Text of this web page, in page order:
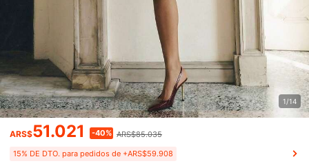
1/14
ARS$51.021 -40% ARS$85.035
15% DE DTO. para pedidos de +ARS$59.908